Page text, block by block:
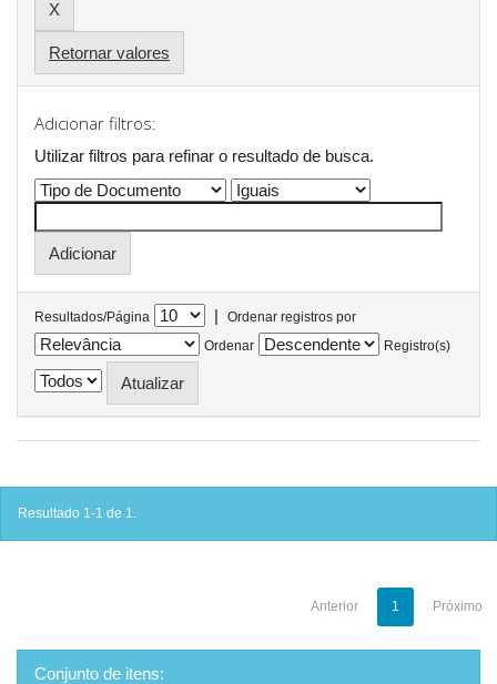
Retornar valores
Adicionar filtros:
Utilizar filtros para refinar o resultado de busca.
Resultados/Página |
Ordenar registros por
Ordenar
Registro(s)
Resultado 1-1 de 1.
Anterior 1 Próximo
Conjunto de itens: